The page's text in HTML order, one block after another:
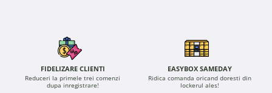
FIDELIZARE CLIENTI
Reduceri la primele trei comenzi
dupa inregistrare!
EASYBOX SAMEDAY
Ridica comanda oricand doresti din
lockerul ales!